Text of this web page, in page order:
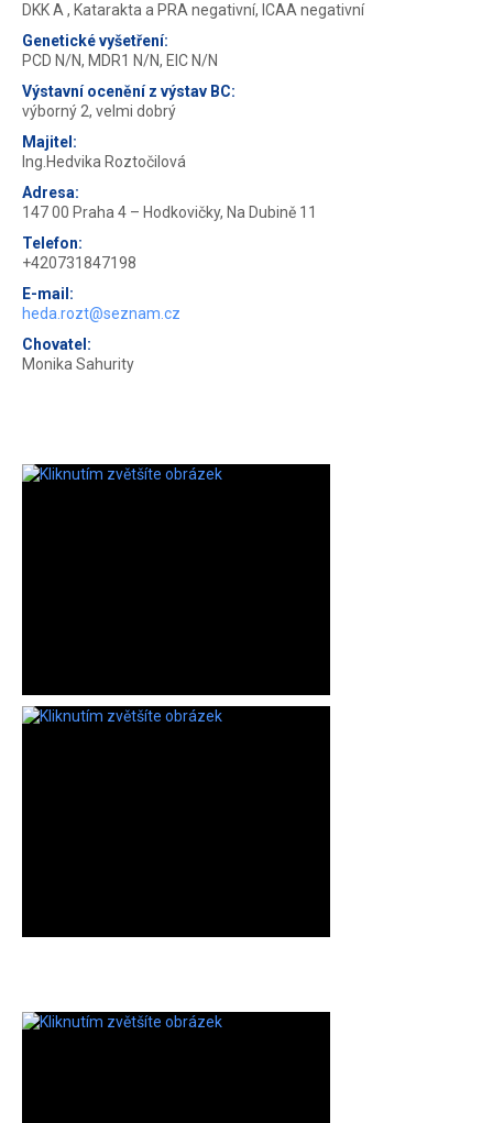
DKK A , Katarakta a PRA negativní, ICAA negativní
Genetické vyšetření:
PCD N/N, MDR1 N/N, EIC N/N
Výstavní ocenění z výstav BC:
výborný 2, velmi dobrý
Majitel:
Ing.Hedvika Roztočilová
Adresa:
147 00 Praha 4 – Hodkovičky, Na Dubině 11
Telefon:
+420731847198
E-mail:
heda.rozt@seznam.cz
Chovatel:
Monika Sahurity